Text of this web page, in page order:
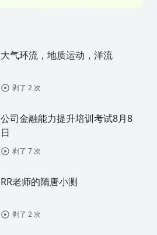
大气环流，地质运动，洋流
剥了 2 次
公司金融能力提升培训考试8月8
日
剥了 7 次
RR老师的隋唐小测
剥了 2 次